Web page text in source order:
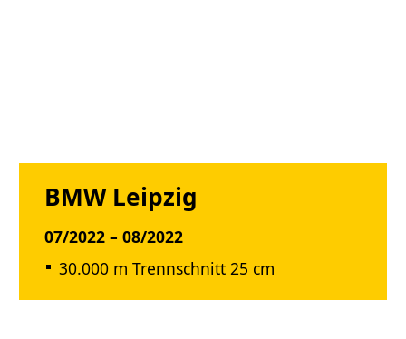
BMW Leipzig
07/2022 – 08/2022
30.000 m Trennschnitt 25 cm